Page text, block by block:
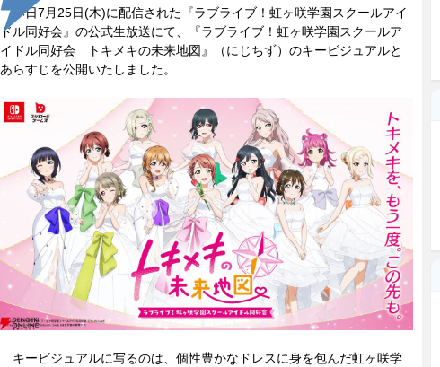
本日7月25日(木)に配信された『ラブライブ！虹ヶ咲学園スクールアイ
ドル同好会』の公式生放送にて、『ラブライブ！虹ヶ咲学園スクールア
イドル同好会 トキメキの未来地図』（にじちず）のキービジュアルと
あらすじを公開いたしました。
キービジュアルに写るのは、個性豊かなドレスに身を包んだ虹ヶ咲学